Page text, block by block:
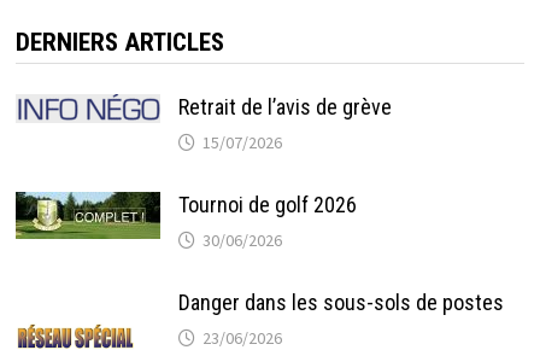
DERNIERS ARTICLES
Retrait de l’avis de grève
15/07/2026
Tournoi de golf 2026
30/06/2026
Danger dans les sous-sols de postes
23/06/2026